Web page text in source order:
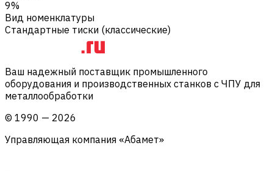
9%
Вид номенклатуры
Стандартные тиски (классические)
Ваш надежный поставщик промышленного
оборудования и производственных станков с ЧПУ для
металлообработки
© 1990 — 2026
Управляющая компания «Абамет»